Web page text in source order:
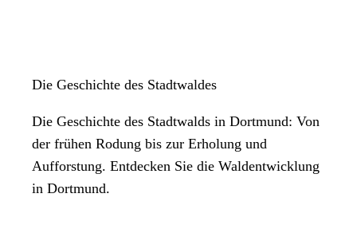
Die Geschichte des Stadtwaldes
Die Geschichte des Stadtwalds in Dortmund: Von
der frühen Rodung bis zur Erholung und
Aufforstung. Entdecken Sie die Waldentwicklung
in Dortmund.